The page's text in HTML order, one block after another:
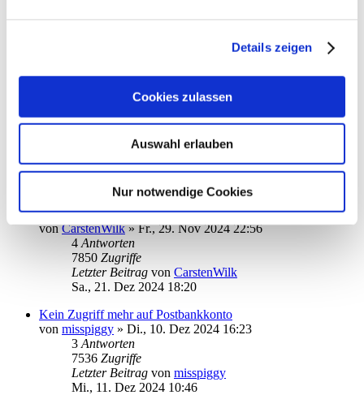
Details zeigen
Cookies zulassen
Auswahl erlauben
Nur notwendige Cookies
vongspas»Fr., 20. Dez 2024 09:27
Antworten
Letzter Beitragvongspas
Sa., 21. Dez 2024 20:27
Kreditkarten Abfrage - keine Dokumentenordner gefunden
vonCarstenWilk»Fr., 29. Nov 2024 22:56
4 Antworten
7850 Zugriffe
Letzter Beitrag von CarstenWilk
Sa., 21. Dez 2024 18:20
Kein Zugriff mehr auf Postbankkonto
von misspiggy » Di., 10. Dez 2024 16:23
3 Antworten
7536 Zugriffe
Letzter Beitrag von misspiggy
Mi., 11. Dez 2024 10:46